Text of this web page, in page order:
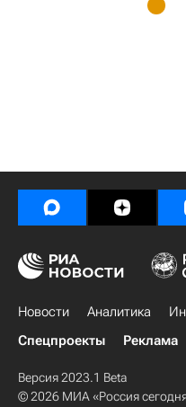
Новости Аналитика
Спецпроекты
Реклама
Версия 2023.1 Beta
© 2026 МИА «Россия